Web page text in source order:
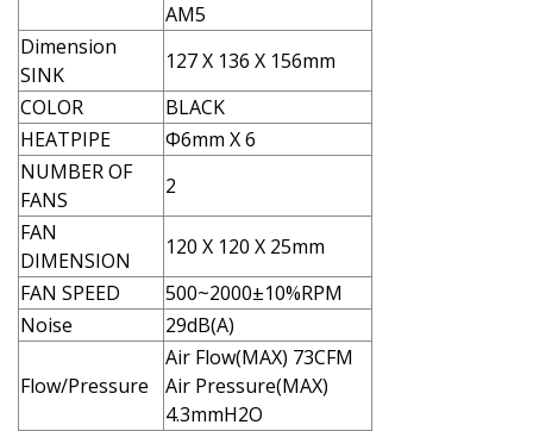
AM5
Dimension
SINK
127 X 136 X 156mm
COLOR
BLACK
HEATPIPE
Φ6mm X 6
NUMBER OF
FANS
2
FAN
DIMENSION
120 X 120 X 25mm
FAN SPEED
500~2000±10%RPM
Noise
29dB(A)
Flow/Pressure
Air Flow(MAX) 73CFM
Air Pressure(MAX)
4.3mmH2O